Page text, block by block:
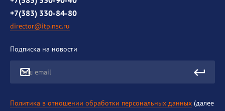
+7(383) 330-84-80
director@itp.nsc.ru
Подписка на новости
Ваш email
Политика в отношении обработки персональных данных (далее